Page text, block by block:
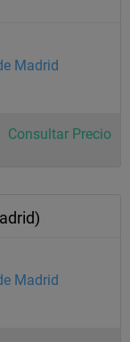
Madrid
Consultar Precio
Madrid